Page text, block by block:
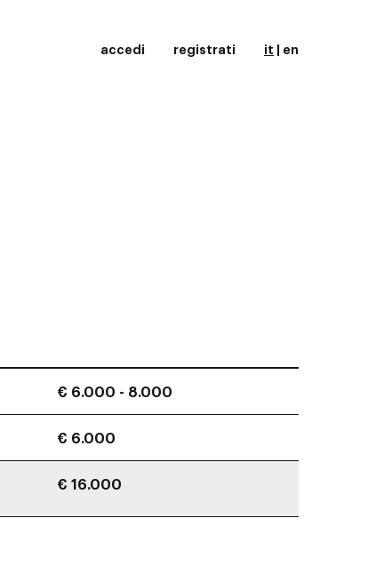
accedi registrati it en
€ 6.000 - 8.000
€ 6.000
€ 16.000